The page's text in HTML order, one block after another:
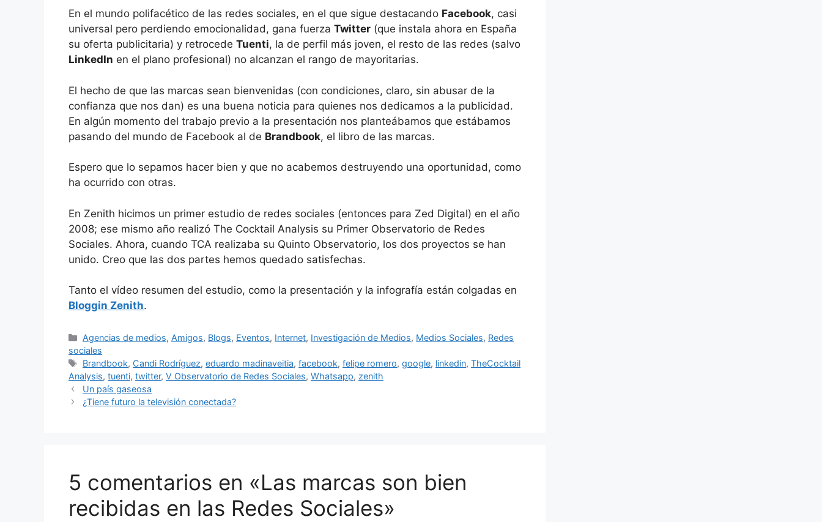
En el mundo polifacético de las redes sociales, en el que sigue destacando Facebook, casi
universal pero perdiendo emocionalidad, gana fuerza Twitter (que instala ahora en España
su oferta publicitaria) y retrocede Tuenti, la de perfil más joven, el resto de las redes (salvo
LinkedIn en el plano profesional) no alcanzan el rango de mayoritarias.
El hecho de que las marcas sean bienvenidas (con condiciones, claro, sin abusar de la
confianza que nos dan) es una buena noticia para quienes nos dedicamos a la publicidad.
En algún momento del trabajo previo a la presentación nos planteábamos que estábamos
pasando del mundo de Facebook al de Brandbook, el libro de las marcas.
Espero que lo sepamos hacer bien y que no acabemos destruyendo una oportunidad, como
ha ocurrido con otras.
En Zenith hicimos un primer estudio de redes sociales (entonces para Zed Digital) en el año
2008; ese mismo año realizó The Cocktail Analysis su Primer Observatorio de Redes
Sociales. Ahora, cuando TCA realizaba su Quinto Observatorio, los dos proyectos se han
unido. Creo que las dos partes hemos quedado satisfechas.
Tanto el vídeo resumen del estudio, como la presentación y la infografía están colgadas en
Bloggin Zenith.
Categorías
Agencias de medios, Amigos, Blogs, Eventos, Internet, Investigación de Medios, Medios Sociales, Redes
sociales
Etiquetas
Brandbook, Candi Rodríguez,eduardo madinaveitia,facebook,felipe romero,google, linkedin,TheCocktail
Analysis, tuenti, twitter, V Observatorio de Redes Sociales, Whatsapp, zenith
Un país gaseosa
¿Tiene futuro la televisión conectada?
5 comentarios en «Las marcas son bien
recibidas en las Redes Sociales»